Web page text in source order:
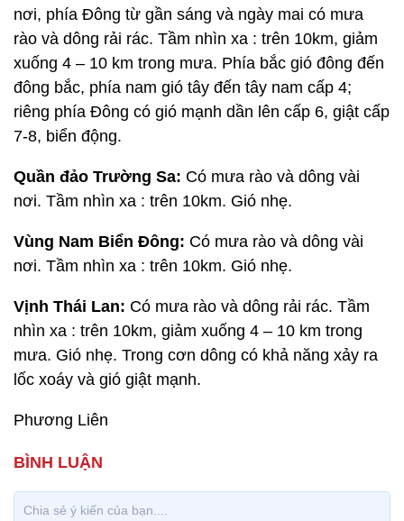
nơi, phía Đông từ gần sáng và ngày mai có mưa
rào và dông rải rác. Tầm nhìn xa : trên 10km, giảm
xuống 4 – 10 km trong mưa. Phía bắc gió đông đến
đông bắc, phía nam gió tây đến tây nam cấp 4;
riêng phía Đông có gió mạnh dần lên cấp 6, giật cấp
7-8, biển động.
Quần đảo Trường Sa: Có mưa rào và dông vài
nơi. Tầm nhìn xa : trên 10km. Gió nhẹ.
Vùng Nam Biển Đông: Có mưa rào và dông vài
nơi. Tầm nhìn xa : trên 10km. Gió nhẹ.
Vịnh Thái Lan: Có mưa rào và dông rải rác. Tầm
nhìn xa : trên 10km, giảm xuống 4 – 10 km trong
mưa. Gió nhẹ. Trong cơn dông có khả năng xảy ra
lốc xoáy và gió giật mạnh.
Phương Liên